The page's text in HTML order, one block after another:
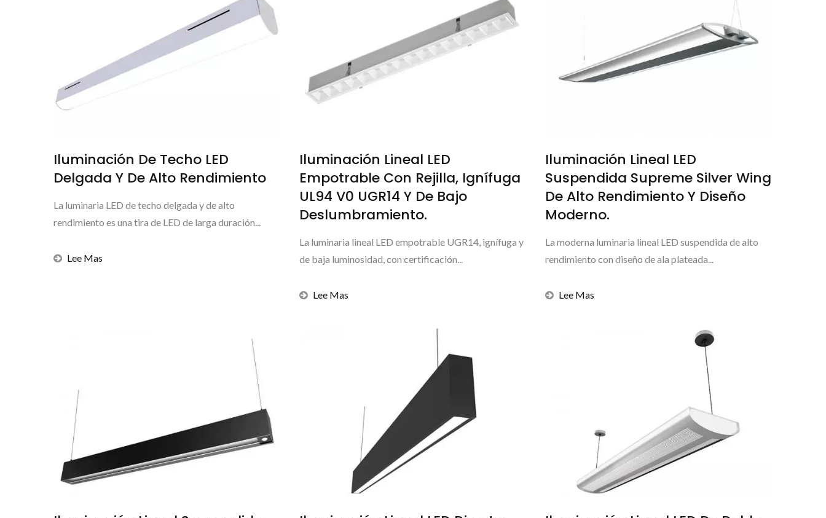
Iluminación De Techo LED
Delgada Y De Alto Rendimiento
La luminaria LED de techo delgada y de alto
rendimiento es una tira de LED de larga duración...
Lee Mas
Iluminación Lineal LED
Empotrable Con Rejilla, Ignífuga
UL94 V0 UGR14 Y De Bajo
Deslumbramiento.
La luminaria lineal LED empotrable UGR14, ignífuga y
de baja luminosidad, con certificación...
Lee Mas
Iluminación Lineal LED
Suspendida Supreme Silver Wing
De Alto Rendimiento Y Diseño
Moderno.
La moderna luminaria lineal LED suspendida de alto
rendimiento con diseño de ala plateada...
Lee Mas